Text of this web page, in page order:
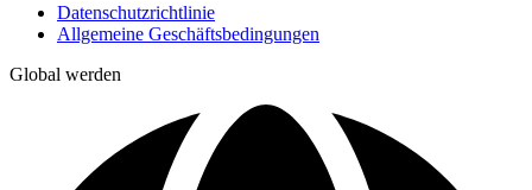
Datenschutzrichtlinie
Allgemeine Geschäftsbedingungen
Global werden